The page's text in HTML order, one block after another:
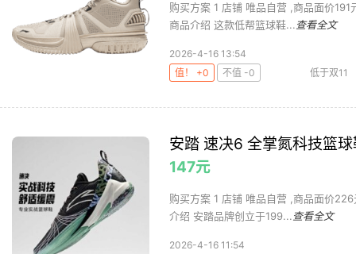
购买方案 1 店铺 唯品自营 ,商品面价
商品介绍 这款低帮篮球鞋... 查看全文
2026-4-16 13:54
值！ +0
不值 -0
低于双11
安踏 速决6 全掌氮科技篮
147元
购买方案 1 店铺 唯品自营 ,商品面价
介绍 安踏品牌创立于199... 查看全文
2026-4-16 11:54